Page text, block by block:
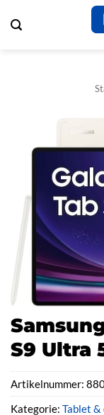
Inhalt
S9 Ultra
Artikelnummer:
Kategorie: Tablet &